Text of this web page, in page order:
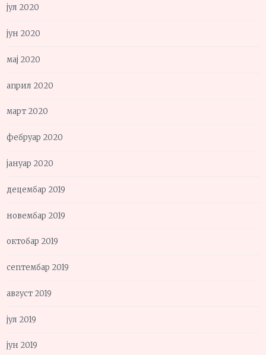
јул 2020
јун 2020
мај 2020
април 2020
март 2020
фебруар 2020
јануар 2020
децембар 2019
новембар 2019
октобар 2019
септембар 2019
август 2019
јул 2019
јун 2019